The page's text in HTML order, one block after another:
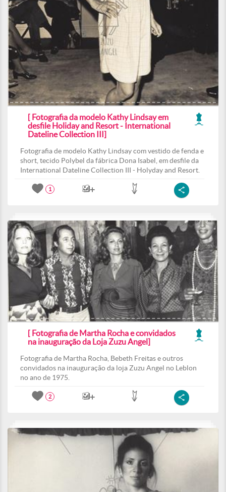
[ Fotografia da modelo Kathy Lindsay em
desfile Holiday and Resort - International
Dateline Collection III]
Fotografia de modelo Kathy Lindsay com vestido de fenda e
short, tecido Polybel da fábrica Dona Isabel, em desfile da
International Dateline Collection III - Holyday and Resort.
1
[ Fotografia de Martha Rocha e convidados
na inauguração da Loja Zuzu Angel]
Fotografia de Martha Rocha, Bebeth Freitas e outros
convidados na inauguração da loja Zuzu Angel no Leblon
no ano de 1975.
2